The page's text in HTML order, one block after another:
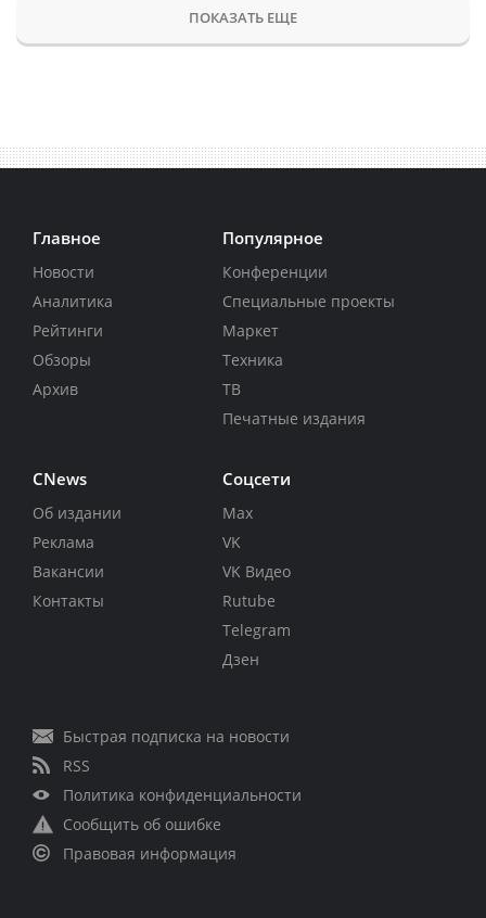
ПОКАЗАТЬ ЕЩЕ
Главное
Новости
Аналитика
Рейтинги
Обзоры
Архив
Популярное
Конференции
Специальные проекты
Маркет
Техника
ТВ
Печатные издания
CNews
Об издании
Реклама
Вакансии
Контакты
Соцсети
Max
VK
VK Видео
Rutube
Telegram
Дзен
Быстрая подписка на новости
RSS
Политика конфиденциальности
Сообщить об ошибке
Правовая информация